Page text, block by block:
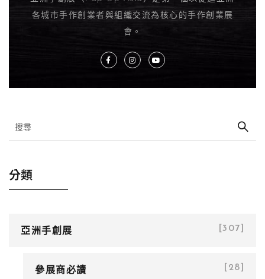
各城市手作創業者與組織交流為核心的手作創業展
會。
分類
亞洲手創展 [307]
參展商必讀 [28]